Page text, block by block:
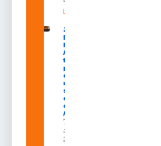
Leia mais »
Juiz
Diego
Moura de
Araújo
toma
posse
como
membro
substituto
do Pleno
do TRE-
AP
7 de
agosto de
2026